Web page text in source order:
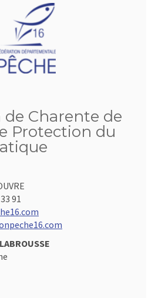
de Charente de
Protection du
91